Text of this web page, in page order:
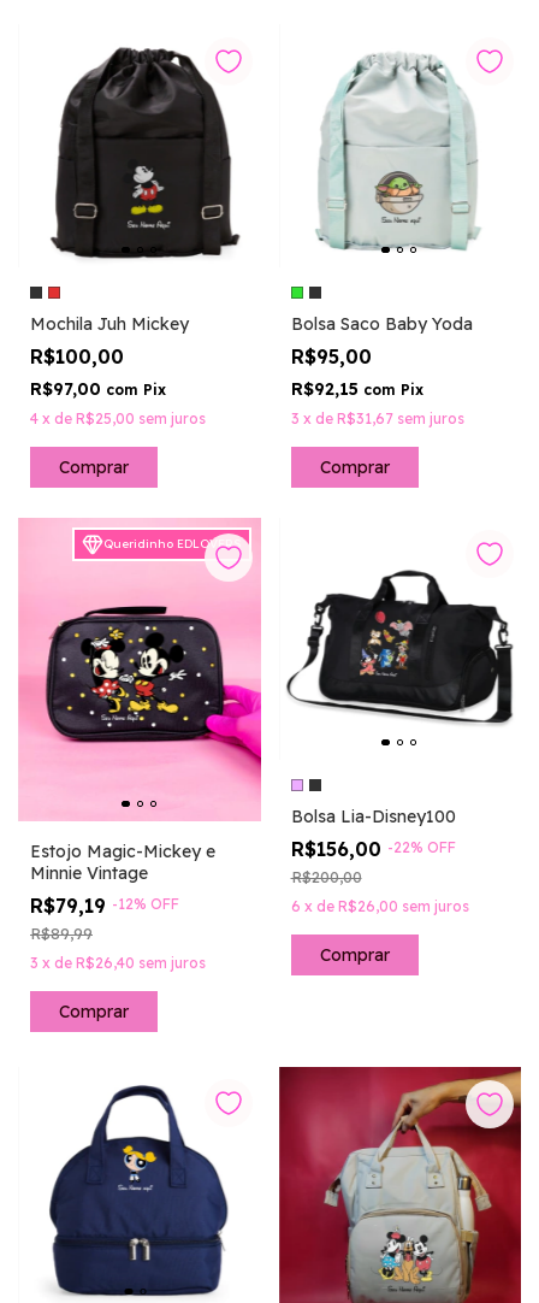
Mochila Juh Mickey
R$100,00
R$97,00 com Pix
4 x de R$25,00 sem juros
Comprar
Bolsa Saco Baby Yoda
R$95,00
R$92,15 com Pix
3 x de R$31,67 sem juros
Comprar
Queridinho EDLOVERS
Estojo Magic-Mickey e
Minnie Vintage
R$79,19 -12% OFF
R$89,99
3 x de R$26,40 sem juros
Bolsa Lia-Disney100
R$156,00 -22% OFF
R$200,00
6 x de R$26,00 sem juros
Comprar